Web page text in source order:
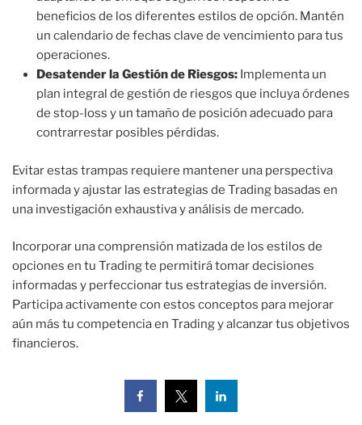
beneficios de los diferentes estilos de opción. Mantén
un calendario de fechas clave de vencimiento para tus
operaciones.
Desatender la Gestión de Riesgos: Implementa un
plan integral de gestión de riesgos que incluya órdenes
de stop-loss y un tamaño de posición adecuado para
contrarrestar posibles pérdidas.
Evitar estas trampas requiere mantener una perspectiva
informada y ajustar las estrategias de Trading basadas en
una investigación exhaustiva y análisis de mercado.
Incorporar una comprensión matizada de los estilos de
opciones en tu Trading te permitirá tomar decisiones
informadas y perfeccionar tus estrategias de inversión.
Participa activamente con estos conceptos para mejorar
aún más tu competencia en Trading y alcanzar tus objetivos
financieros.